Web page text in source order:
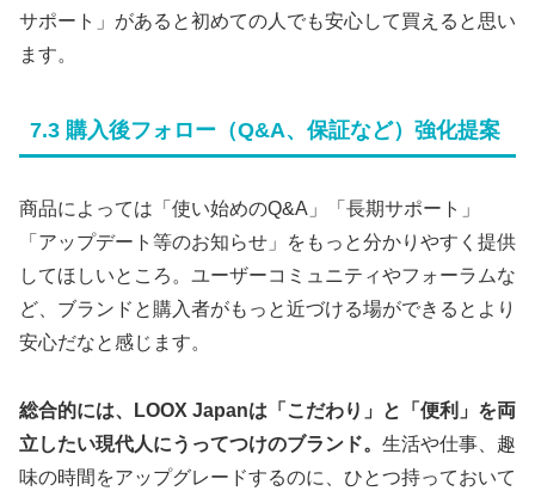
サポート」があると初めての人でも安心して買えると思い
ます。
7.3 購入後フォロー（Q&A、保証など）強化提案
商品によっては「使い始めのQ&A」「長期サポート」
「アップデート等のお知らせ」をもっと分かりやすく提供
してほしいところ。ユーザーコミュニティやフォーラムな
ど、ブランドと購入者がもっと近づける場ができるとより
安心だなと感じます。
総合的には、LOOX Japanは「こだわり」と「便利」を両
立したい現代人にうってつけのブランド。 生活や仕事、趣
味の時間をアップグレードするのに、ひとつ持っておいて